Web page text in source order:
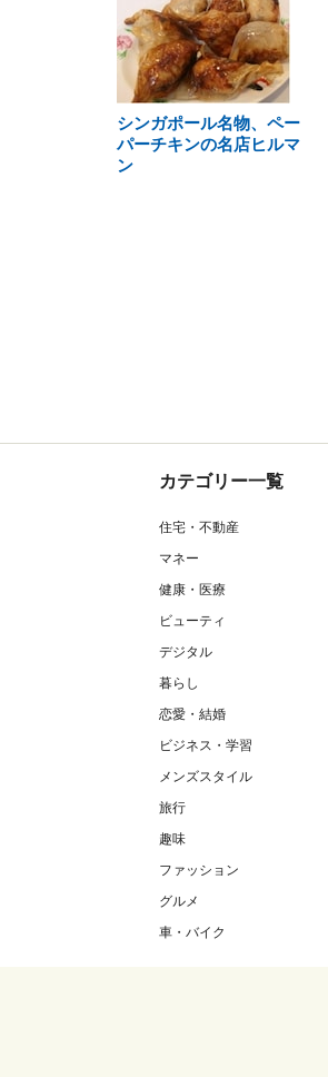
シンガポール名物、ペー
パーチキンの名店ヒルマ
ン
カテゴリー一覧
住宅・不動産
マネー
健康・医療
ビューティ
デジタル
暮らし
恋愛・結婚
ビジネス・学習
メンズスタイル
旅行
趣味
ファッション
グルメ
車・バイク